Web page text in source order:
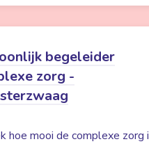
begeleider
zorg -
hoe mooi de complexe